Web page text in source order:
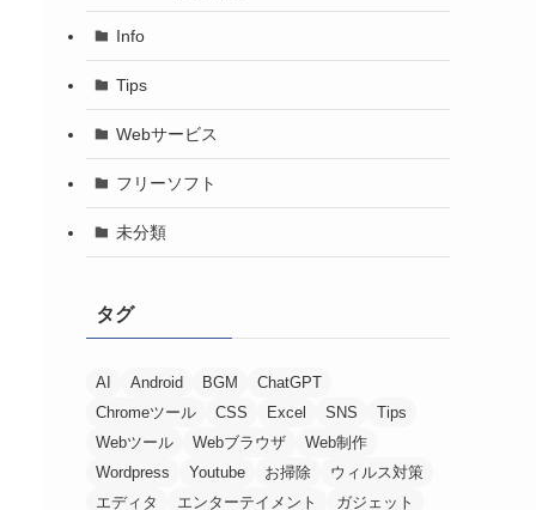
Info
Tips
Webサービス
フリーソフト
未分類
タグ
AI Android BGM
ChatGPT
Chromeツール
CSS Excel SNS
Tips
Webツール
Webブラウザ
Web制作
Wordpress
Youtube お掃除
ウィルス対策
エディタ
エンターテイメント
ガジェット